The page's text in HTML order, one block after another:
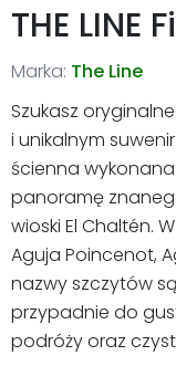
THE LINE
Marka: The Line
Szukasz
i unikalnym
ścienna
panoramę
wioski El Chaltén.
Aguja Poincenot,
nazwy szczytów
przypadnie do
podróży oraz